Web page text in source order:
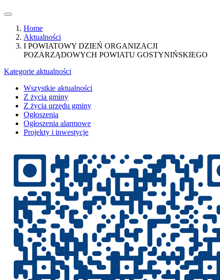
Home
Aktualności
I POWIATOWY DZIEŃ ORGANIZACJI
POZARZĄDOWYCH POWIATU GOSTYNIŃSKIEGO
Kategorie aktualności
Wszystkie aktualności
Z życia gminy
Z życia urzędu gminy
Ogłoszenia
Ogłoszenia alarmowe
Projekty i inwestycje